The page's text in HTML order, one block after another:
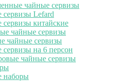
чайные сервизы
сервизы Lefard
китайские
чайные сервизы
чайные сервизы
на 6 персон
чайные сервизы
наборы